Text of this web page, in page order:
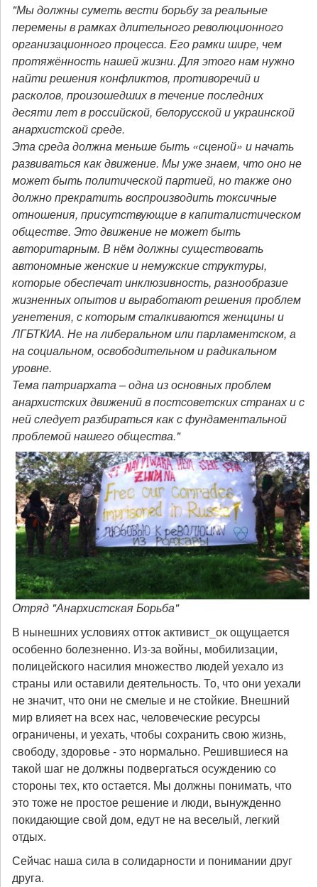
"Мы должны суметь вести борьбу за реальные
перемены в рамках длительного революционного
организационного процесса. Его рамки шире, чем
протяжённость нашей жизни.Для этого нам нужно
найти решения конфликтов, противоречий и
расколов, произошедших в течение последних
десяти лет в российской, белорусской и украинской
анархистской среде.
Эта среда должна меньше быть «сценой» и начать
развиваться как движение. Мы уже знаем, что оно не
может быть политической партией, но также оно
должно прекратить воспроизводить токсичные
отношения, присутствующие в капиталистическом
обществе. Это движение не может быть
авторитарным. В нём должны существовать
автономные женские и немужские структуры,
которые обеспечат инклюзивность, разнообразие
жизненных опытов и выработают решения проблем
угнетения, с которым сталкиваются женщины и
ЛГБТКИА. Не на либеральном или парламентском, а
на социальном, освободительном и радикальном
уровне.
Тема патриархата – одна из основных проблем
анархистских движений в постсоветских странах и с
ней следует разбираться как с фундаментальной
проблемой нашего общества."
Отряд "Анархистская Борьба"
В нынешних условиях отток активист_ок ощущается
особенно болезненно. Из-за войны, мобилизации,
полицейского насилия множество людей уехало из
страны или оставили деятельность. То, что они уехали
не значит, что они не смелые и не стойкие. Внешний
мир влияет на всех нас, человеческие ресурсы
ограничены, и уехать, чтобы сохранить свою жизнь,
свободу, здоровье - это нормально. Решившиеся на
такой шаг не должны подвергаться осуждению со
стороны тех, кто остается. Мы должны понимать, что
это тоже не простое решение и люди, вынужденно
покидающие свой дом, едут не на веселый, легкий
отдых.
Сейчас наша сила в солидарности и понимании друг
друга.